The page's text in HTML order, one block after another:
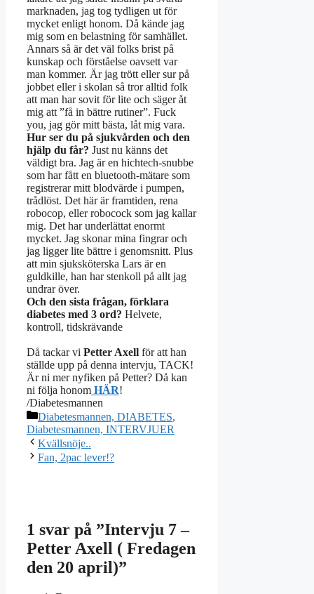
marknaden, jag tog tydligen ut för
mycket enligt honom. Då kände jag
mig som en belastning för samhället.
Annars så är det väl folks brist på
kunskap och förståelse oavsett var
man kommer. Är jag trött eller sur på
jobbet eller i skolan så tror alltid folk
att man har sovit för lite och säger åt
mig att ”få in bättre rutiner”. Fuck
you, jag gör mitt bästa, låt mig vara.
Hur ser du på sjukvården och den
hjälp du får? Just nu känns det
väldigt bra. Jag är en hichtech-snubbe
som har fått en bluetooth-mätare som
registrerar mitt blodvärde i pumpen,
trådlöst. Det här är framtiden, rena
robocop, eller robocock som jag kallar
mig. Det har underlättat enormt
mycket. Jag skonar mina fingrar och
jag ligger lite bättre i genomsnitt. Plus
att min sjuksköterska Lars är en
guldkille, han har stenkoll på allt jag
undrar över.
Och den sista frågan, förklara
diabetes med 3 ord? Helvete,
kontroll, tidskrävande
Då tackar vi Petter Axell för att han
ställde upp på denna intervju, TACK!
Är ni mer nyfiken på Petter? Då kan
ni följa honom HÄR!
/Diabetesmannen
Kategorier
Diabetesmannen, DIABETES,
Diabetesmannen, INTERVJUER
Kvällsnöje..
Fan, 2pac lever!?
1 svar på ”Intervju 7 –
Petter Axell ( Fredagen
den 20 april)”